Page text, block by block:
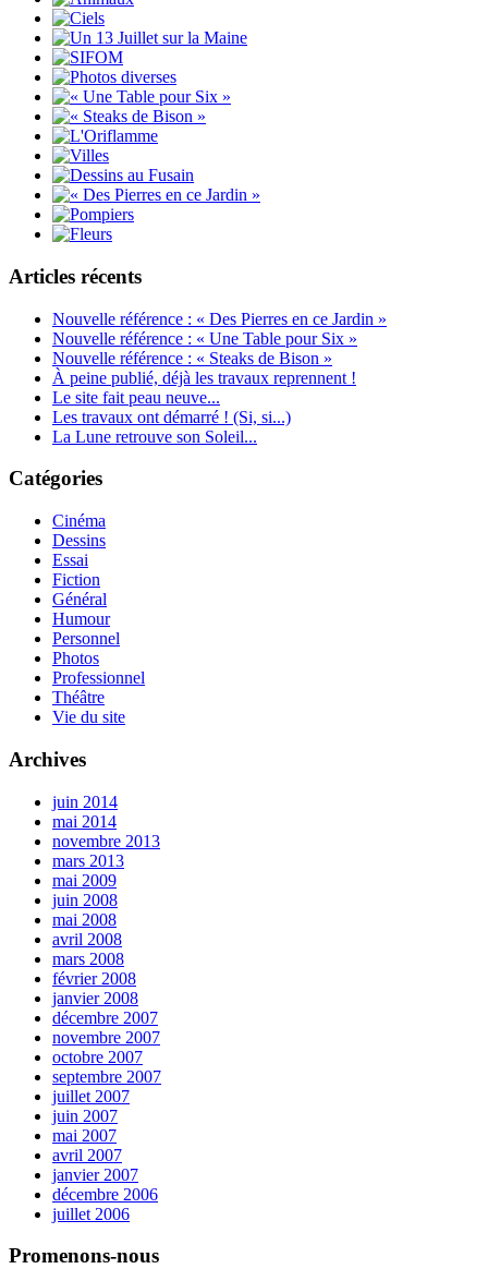
Articles récents
Nouvelle référence : « Des Pierres en ce Jardin »
Nouvelle référence : « Une Table pour Six »
Nouvelle référence : « Steaks de Bison »
À peine publié, déjà les travaux reprennent !
Le site fait peau neuve...
Les travaux ont démarré ! (Si, si...)
La Lune retrouve son Soleil...
Catégories
Cinéma
Dessins
Essai
Fiction
Général
Humour
Personnel
Photos
Professionnel
Théâtre
Vie du site
Archives
juin 2014
mai 2014
novembre 2013
mars 2013
mai 2009
juin 2008
mai 2008
avril 2008
mars 2008
février 2008
janvier 2008
décembre 2007
novembre 2007
octobre 2007
septembre 2007
juillet 2007
juin 2007
mai 2007
avril 2007
janvier 2007
décembre 2006
juillet 2006
Promenons-nous